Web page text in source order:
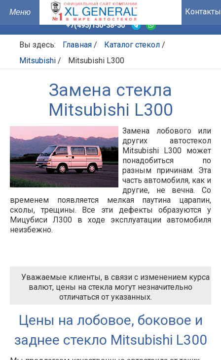
Контакты
+7(495)150-38-50
Вы здесь: Главная / Каталог стекол /
Mitsubishi / Mitsubishi L300
Замена стекла
Mitsubishi L300
Замена лобового или
других автостекол
Mitsubishi L300 может
понадобиться по
разным причинам. Эта
часть автомобиля, как и
другие, не вечна. Со
временем появляется мелкая паутина царапин,
сколы, трещины. Все эти дефекты образуются у
Мицубиси Л300 в ходе эксплуатации автомобиля
неизбежно.
Уважаемые клиенты, в связи с изменением курса
валют, цены на стекла могут незначительно
отличаться от указанных.
Цены на лобовое, боковое и
заднее стекло Mitsubishi L300